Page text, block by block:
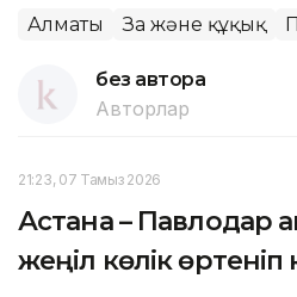
Алматы Заң және құқық
без автора
Авторлар
21:23, 07 Тамыз 2026
Астана – Павлодар
жеңіл көлік өртеніп